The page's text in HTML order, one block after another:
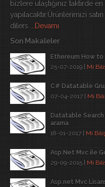
bizlere ulaştığınız taktirde
yapılacaktır.Ürünlerimizi
dilers
...Devamı
Son Makaleler
Ethereum How
25-07-2019 | Mi
C# Datatable
07-04-2017 | Mi
Datatable
arama
18-01-2017 | Mi
Asp.Net Mvc ile
29-09-2015 | Mi
Asp.net Mvc